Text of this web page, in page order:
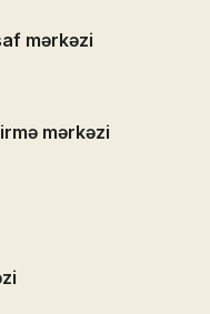
mərkəzi
mərkəzi